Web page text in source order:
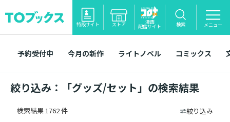
特設サイト ストア 漫画
配信サイト 検索 メニュー
予約受付中 今月の新作 ライトノベル コミックス
絞り込み：「グッズ/セット」の検索結果
検索結果 1762 件 絞り込み